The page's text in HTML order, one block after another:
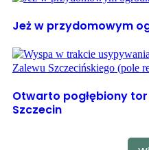
Jeż w przydomowym
Otwarto pogłębiony
Szczecin